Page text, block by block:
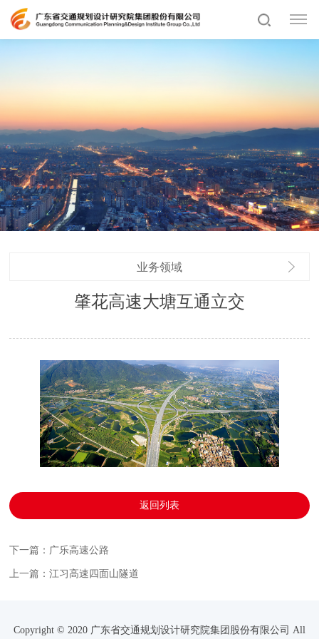
业务领域
肇花高速大塘互通立交
返回列表
下一篇：广乐高速公路
上一篇：江习高速四面山隧道
Copyright © 2020 广东省交通规划设计研究院集团股份有限公司 All